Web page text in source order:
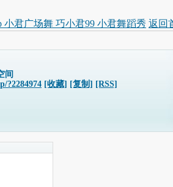
小君广场舞 巧小君99 小君舞蹈秀 返回
间
?2284974 [收藏] [复制] [RSS]